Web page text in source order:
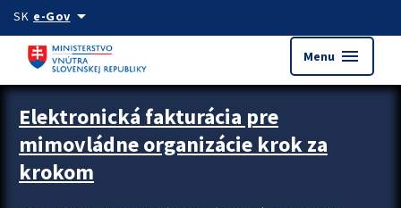
Preskocit na hlavný obsah
SK e-Govarrow_drop_down
Menu menu
Zastavit automatický posun upútavok
Elektronická fakturácia pre
mimovládne organizácie krok za
krokom